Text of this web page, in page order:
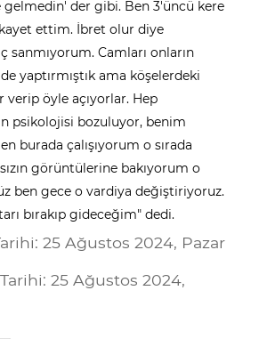
gelmedin' der gibi. Ben 3'üncü kere
ettim. İbret olur diye
sanmıyorum. Camları onların
yaptırmıştık ama köşelerdeki
verip öyle açıyorlar. Hep
psikolojisi bozuluyor, benim
burada çalışıyorum o sırada
görüntülerine bakıyorum o
ben gece o vardiya değiştiriyoruz.
bırakıp gideceğim" dedi.
25 Ağustos 2024, Pazar
25 Ağustos 2024,